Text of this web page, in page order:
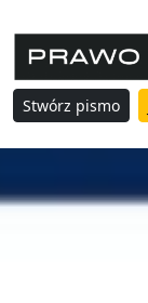
Stwórz pismo